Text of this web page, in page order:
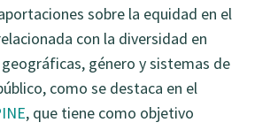
sobre la equidad en el
con la diversidad en
género y sistemas de
como se destaca en el
, que tiene como objetivo